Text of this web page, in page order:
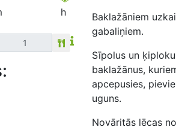
h
Baklažāniem
gabaliņiem.
Sīpolus un
baklažānus,
apcepusies,
uguns.
Novāritās lēcas